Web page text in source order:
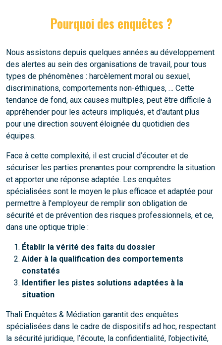
Pourquoi des enquêtes ?
Nous assistons depuis quelques années au développement
des alertes au sein des organisations de travail, pour tous
types de phénomènes : harcèlement moral ou sexuel,
discriminations, comportements non-éthiques, … Cette
tendance de fond, aux causes multiples, peut être difficile à
appréhender pour les acteurs impliqués, et d'autant plus
pour une direction souvent éloignée du quotidien des
équipes.
Face à cette complexité, il est crucial d’écouter et de
sécuriser les parties prenantes pour comprendre la situation
et apporter une réponse adaptée. Les enquêtes
spécialisées sont le moyen le plus efficace et adaptée pour
permettre à l'employeur de remplir son obligation de
sécurité et de prévention des risques professionnels, et ce,
dans une optique triple :
Établir la vérité des faits du dossier
Aider à la qualification des comportements
constatés
Identifier les pistes solutions adaptées à la
situation
Thali Enquêtes & Médiation garantit des enquêtes
spécialisées dans le cadre de dispositifs ad hoc, respectant
la sécurité juridique, l’écoute, la confidentialité, l’objectivité,